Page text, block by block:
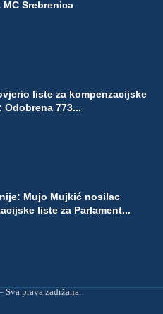
Srebrenica
liste za kompenzacijske
Odobrena 773...
Mujo Mujkić nosilac
liste za Parlament...
Sva prava zadržana.